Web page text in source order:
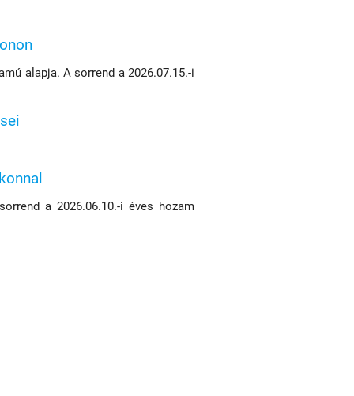
alapja. A sorrend a 2026.07.15.-i
a 2026.06.10.-i éves hozam